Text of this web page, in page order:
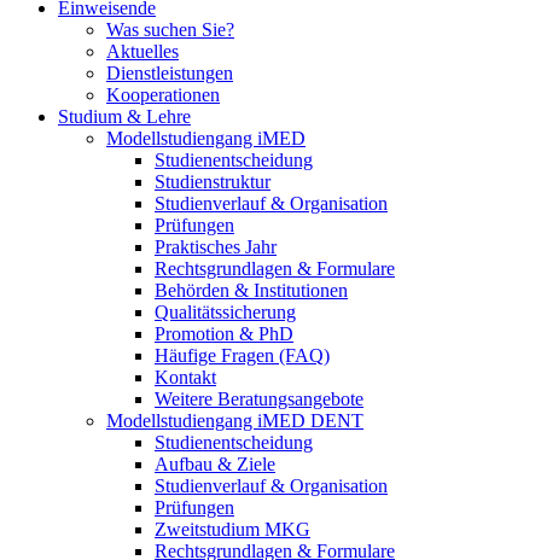
Einweisende
Was suchen Sie?
Aktuelles
Dienstleistungen
Kooperationen
Studium & Lehre
Modellstudiengang iMED
Studienentscheidung
Studienstruktur
Studienverlauf & Organisation
Prüfungen
Praktisches Jahr
Rechtsgrundlagen & Formulare
Behörden & Institutionen
Qualitätssicherung
Promotion & PhD
Häufige Fragen (FAQ)
Kontakt
Weitere Beratungsangebote
Modellstudiengang iMED DENT
Studienentscheidung
Aufbau & Ziele
Studienverlauf & Organisation
Prüfungen
Zweitstudium MKG
Rechtsgrundlagen & Formulare